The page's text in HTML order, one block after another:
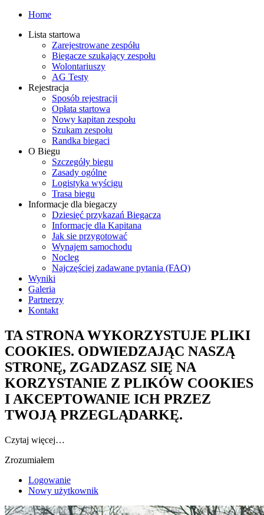
Home
Lista startowa
Zarejestrowane zespółu
Biegacze szukający zespołu
Wolontariuszy
AG Testy
Rejestracja
Sposób rejestracji
Opłata startowa
Nowy kapitan zespołu
Szukam zespołu
Randka biegaci
O Biegu
Szczegóły biegu
Zasady ogólne
Logistyka wyścigu
Trasa biegu
Informacje dla biegaczy
Dziesięć przykazań Biegacza
Informacje dla Kapitana
Jak sie przygotować
Wynajem samochodu
Nocleg
Najczęściej zadawane pytania (FAQ)
Wyniki
Galeria
Partnerzy
Kontakt
TA STRONA WYKORZYSTUJE PLIKI
COOKIES. ODWIEDZAJĄC NASZĄ
STRONĘ, ZGADZASZ SIĘ NA
KORZYSTANIE Z PLIKÓW COOKIES
I AKCEPTOWANIE ICH PRZEZ
TWOJĄ PRZEGLĄDARKĘ.
Czytaj więcej…
Zrozumiałem
Logowanie
Nowy użytkownik